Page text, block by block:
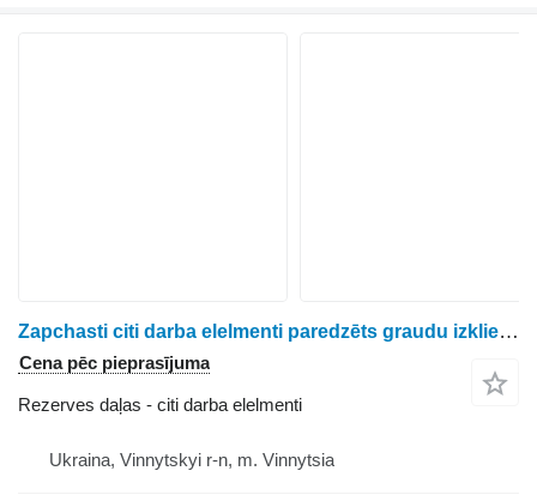
Zapchasti citi darba elelmenti paredzēts graudu izkliedētāja
Cena pēc pieprasījuma
Rezerves daļas - citi darba elelmenti
Ukraina, Vinnytskyi r-n, m. Vinnytsia